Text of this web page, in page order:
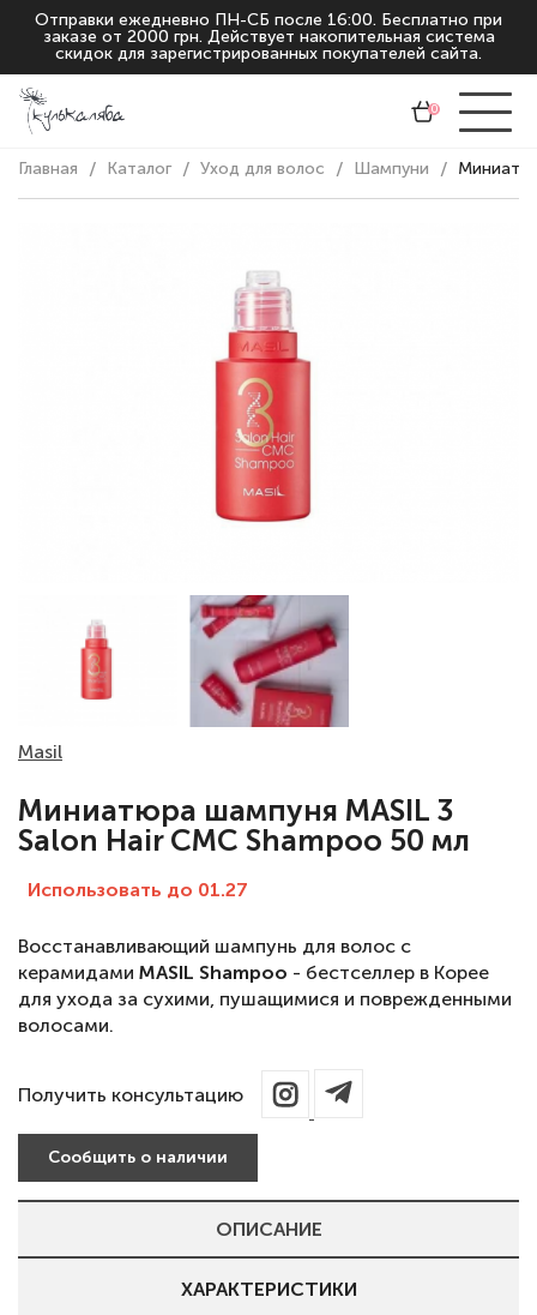
Отправки ежедневно ПН-СБ после 16:00. Бесплатно при
заказе от 2000 грн. Действует накопительная система
скидок для зарегистрированных покупателей сайта.
0
Главная Каталог Уход для волос Шампуни
Masil
Миниатюра шампуня MASIL 3
Salon Hair CMC Shampoo 50 мл
Использовать до 01.27
Восстанавливающий шампунь для волос с
керамидами MASIL Shampoo - бестселлер в Корее
для ухода за сухими, пушащимися и поврежденными
волосами.
Получить консультацию
Сообщить о наличии
ОПИСАНИЕ
ХАРАКТЕРИСТИКИ